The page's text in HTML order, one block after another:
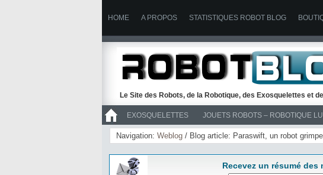
HOME A PROPOS STATISTIQUES ROBOT BLOG
Le Site des Robots, de la Robotique, des Exosquelettes et
EXOSQUELETTES JOUETS ROBOTS – ROBOTIQUE
>> ROBOTS
Navigation: Weblog / Blog article: Paraswift, un robot
Recevez un résumé des